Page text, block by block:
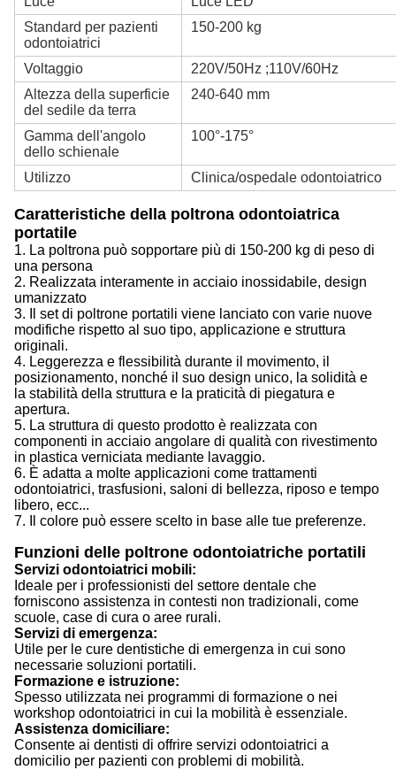
Standard per pazienti
odontoiatrici
150-200 kg
Voltaggio
220V/50Hz ;110V/60Hz
Altezza della superficie
del sedile da terra
240-640 mm
Gamma dell'angolo
dello schienale
100°-175°
Utilizzo Clinica/ospedale odontoiatrico
Caratteristiche della poltrona odontoiatrica
portatile
1. La poltrona può sopportare più di 150-200 kg di peso di
una persona
2. Realizzata interamente in acciaio inossidabile, design
umanizzato
3. Il set di poltrone portatili viene lanciato con varie nuove
modifiche rispetto al suo tipo, applicazione e struttura
originali.
4. Leggerezza e flessibilità durante il movimento, il
posizionamento, nonché il suo design unico, la solidità e
la stabilità della struttura e la praticità di piegatura e
apertura.
5. La struttura di questo prodotto è realizzata con
componenti in acciaio angolare di qualità con rivestimento
in plastica verniciata mediante lavaggio.
6. È adatta a molte applicazioni come trattamenti
odontoiatrici, trasfusioni, saloni di bellezza, riposo e tempo
libero, ecc...
7. Il colore può essere scelto in base alle tue preferenze.
Funzioni delle poltrone odontoiatriche portatili
Servizi odontoiatrici mobili:
Ideale per i professionisti del settore dentale che
forniscono assistenza in contesti non tradizionali, come
scuole, case di cura o aree rurali.
Servizi di emergenza:
Utile per le cure dentistiche di emergenza in cui sono
necessarie soluzioni portatili.
Formazione e istruzione:
Spesso utilizzata nei programmi di formazione o nei
workshop odontoiatrici in cui la mobilità è essenziale.
Assistenza domiciliare:
Consente ai dentisti di offrire servizi odontoiatrici a
domicilio per pazienti con problemi di mobilità.